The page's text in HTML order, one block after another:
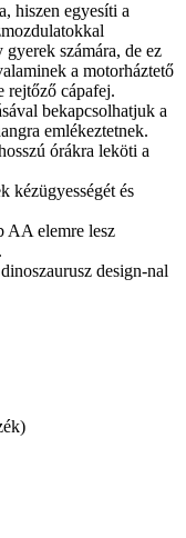
hiszen egyesíti a
számára, de ez
a motorháztető
rejtőző cápafej.
bekapcsolhatjuk a
emlékeztetnek.
órákra leköti a
kézügyességét és
AA elemre lesz
design-nal